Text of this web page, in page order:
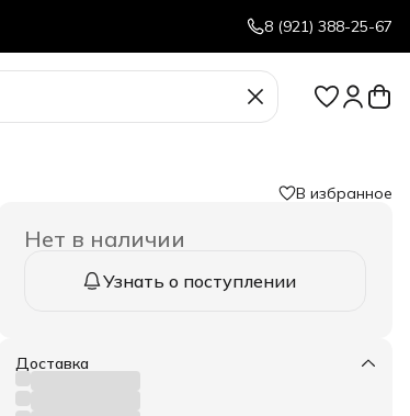
8 (921) 388-25-67
В избранное
Нет в наличии
Узнать о поступлении
Доставка